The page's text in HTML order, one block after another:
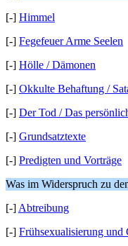
[-] Himmel
[-] Fegefeuer Arme Seelen
[-] Hölle / Dämonen
[-] Okkulte Behaftung /
[-] Der Tod / Das
[-] Grundsatztexte
[-] Predigten und Vorträge
Was im Widerspruch zu
[-] Abtreibung
[-] Frühsexualisierung und